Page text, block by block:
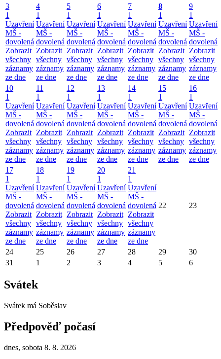
3
1
Uzavření
MŠ -
dovolená
Zobrazit
všechny
záznamy
ze dne
4
1
Uzavření
MŠ -
dovolená
Zobrazit
všechny
záznamy
ze dne
5
1
Uzavření
MŠ -
dovolená
Zobrazit
všechny
záznamy
ze dne
6
1
Uzavření
MŠ -
dovolená
Zobrazit
všechny
záznamy
ze dne
7
1
Uzavření
MŠ -
dovolená
Zobrazit
všechny
záznamy
ze dne
8
1
Uzavření
MŠ -
dovolená
Zobrazit
všechny
záznamy
ze dne
9
1
Uzavření
MŠ -
dovolená
Zobrazit
všechny
záznamy
ze dne
10
1
Uzavření
MŠ -
dovolená
Zobrazit
všechny
záznamy
ze dne
11
1
Uzavření
MŠ -
dovolená
Zobrazit
všechny
záznamy
ze dne
12
1
Uzavření
MŠ -
dovolená
Zobrazit
všechny
záznamy
ze dne
13
1
Uzavření
MŠ -
dovolená
Zobrazit
všechny
záznamy
ze dne
14
1
Uzavření
MŠ -
dovolená
Zobrazit
všechny
záznamy
ze dne
15
1
Uzavření
MŠ -
dovolená
Zobrazit
všechny
záznamy
ze dne
16
1
Uzavření
MŠ -
dovolená
Zobrazit
všechny
záznamy
ze dne
17
1
Uzavření
MŠ -
dovolená
Zobrazit
všechny
záznamy
ze dne
18
1
Uzavření
MŠ -
dovolená
Zobrazit
všechny
záznamy
ze dne
19
1
Uzavření
MŠ -
dovolená
Zobrazit
všechny
záznamy
ze dne
20
1
Uzavření
MŠ -
dovolená
Zobrazit
všechny
záznamy
ze dne
21
1
Uzavření
MŠ -
dovolená
Zobrazit
všechny
záznamy
ze dne
22 23
24 25 26 27 28 29
30
31
1 2 3 4 5 6
Svátek
Svátek má Soběslav
Předpověď počasí
dnes, sobota 8. 8. 2026